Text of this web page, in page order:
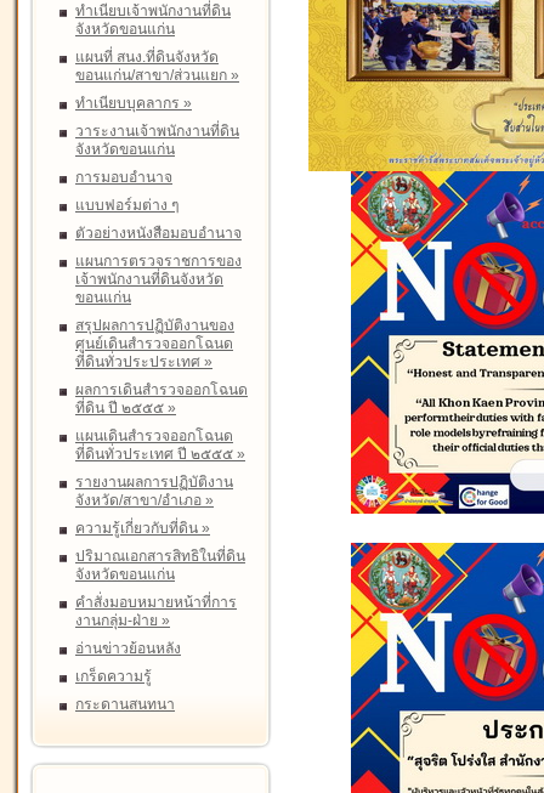
ทำเนียบเจ้าพนักงานที่ดิน
จังหวัดขอนแก่น
แผนที่ สนง.ที่ดินจังหวัด
ขอนแก่น/สาขา/ส่วนแยก »
ทำเนียบบุคลากร »
วาระงานเจ้าพนักงานที่ดิน
จังหวัดขอนแก่น
การมอบอำนาจ
แบบฟอร์มต่าง ๆ
ตัวอย่างหนังสือมอบอำนาจ
แผนการตรวจราชการของ
เจ้าพนักงานที่ดินจังหวัด
ขอนแก่น
สรุปผลการปฏิบัติงานของ
ศูนย์เดินสำรวจออกโฉนด
ที่ดินทั่วประประเทศ »
ผลการเดินสำรวจออกโฉนด
ที่ดิน ปี ๒๕๕๕ »
แผนเดินสำรวจออกโฉนด
ที่ดินทั่วประเทศ ปี ๒๕๕๕ »
รายงานผลการปฏิบัติงาน
จังหวัด/สาขา/อำเภอ »
ความรู้เกี่ยวกับที่ดิน »
ปริมาณเอกสารสิทธิในที่ดิน
จังหวัดขอนแก่น
คำสั่งมอบหมายหน้าที่การ
งานกลุ่ม-ฝ่าย »
อ่านข่าวย้อนหลัง
เกร็ดความรู้
กระดานสนทนา